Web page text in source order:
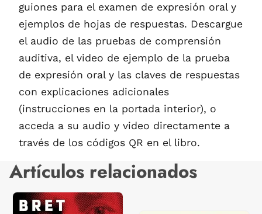
guiones para el examen de expresión oral y
ejemplos de hojas de respuestas. Descargue
el audio de las pruebas de comprensión
auditiva, el video de ejemplo de la prueba
de expresión oral y las claves de respuestas
con explicaciones adicionales
(instrucciones en la portada interior), o
acceda a su audio y video directamente a
través de los códigos QR en el libro.
Artículos relacionados